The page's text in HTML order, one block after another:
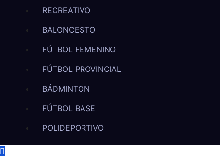
RECREATIVO
BALONCESTO
FÚTBOL FEMENINO
FÚTBOL PROVINCIAL
BÁDMINTON
FÚTBOL BASE
POLIDEPORTIVO